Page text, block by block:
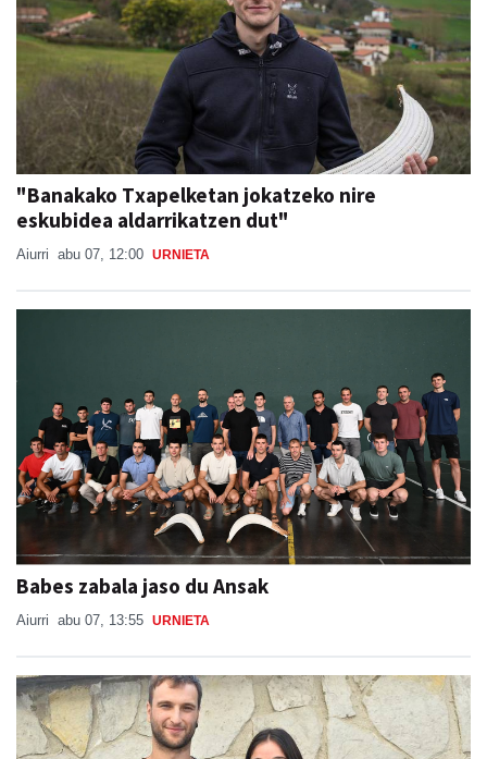
"Banakako Txapelketan jokatzeko nire
eskubidea aldarrikatzen dut"
Aiurri abu 07, 12:00 URNIETA
Babes zabala jaso du Ansak
Aiurri abu 07, 13:55 URNIETA